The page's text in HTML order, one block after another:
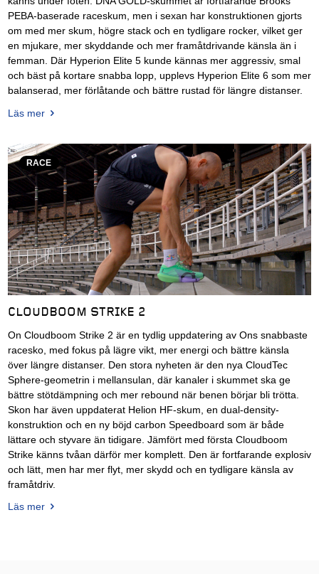
PEBA-baserade raceskum, men i sexan har konstruktionen gjorts
om med mer skum, högre stack och en tydligare rocker, vilket ger
en mjukare, mer skyddande och mer framåtdrivande känsla än i
femman. Där Hyperion Elite 5 kunde kännas mer aggressiv, smal
och bäst på kortare snabba lopp, upplevs Hyperion Elite 6 som mer
balanserad, mer förlåtande och bättre rustad för längre distanser.
Läs mer
RACE
CLOUDBOOM STRIKE 2
On Cloudboom Strike 2 är en tydlig uppdatering av Ons snabbaste
racesko, med fokus på lägre vikt, mer energi och bättre känsla
över längre distanser. Den stora nyheten är den nya CloudTec
Sphere-geometrin i mellansulan, där kanaler i skummet ska ge
bättre stötdämpning och mer rebound när benen börjar bli trötta.
Skon har även uppdaterat Helion HF-skum, en dual-density-
konstruktion och en ny böjd carbon Speedboard som är både
lättare och styvare än tidigare. Jämfört med första Cloudboom
Strike känns tvåan därför mer komplett. Den är fortfarande explosiv
och lätt, men har mer flyt, mer skydd och en tydligare känsla av
framåtdriv.
Läs mer